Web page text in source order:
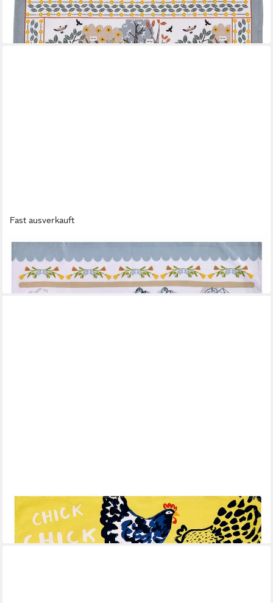
Geschirrtuch Wildwood
11,95 €
in 4-5 Werktagen bei dir
Fast ausverkauft
ULSTER WEAVERS
Geschirrtuch Pantry Cats
11,95 €
in 4-5 Werktagen bei dir
ULSTER WEAVERS
Geschirrtuch Chick Chicken
11,95 €
in 4-5 Werktagen bei dir